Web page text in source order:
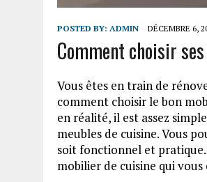
POSTED BY: ADMIN DÉCEMBRE 6,
Comment choisir
Vous êtes en train de
comment choisir le bon
en réalité, il est assez
meubles de cuisine. Vous
soit fonctionnel et
mobilier de cuisine qui